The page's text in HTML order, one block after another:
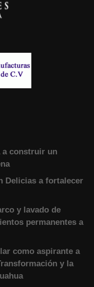
a construir un
Delicias a fortalecer
y lavado de
permanentes a
como aspirante a
y la